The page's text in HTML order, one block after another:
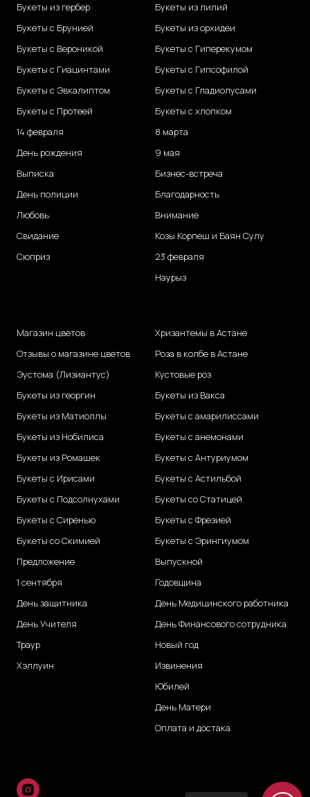
Букеты из гербер
Букеты с Брунией
Букеты с Вероникой
Букеты с Гиацинтами
Букеты с Эвкалиптом
Букеты с Протеей
14 февраля
День рождения
Выписка
День полиции
Любовь
Свидание
Сюприз
Букеты из лилий
Букеты из орхидеи
Букеты с Гиперекумом
Букеты с Гипсофилой
Букеты с Гладиолусами
Букеты с хлопком
8 марта
9 мая
Бизнес-встреча
Благодарность
Внимание
Козы Корпеш и Баян Сулу
23 февраля
Наурыз
Магазин цветов
Отзывы о магазине цветов
Эустома (Лизиантус)
Букеты из георгин
Букеты из Матиоллы
Букеты из Нобилиса
Букеты из Ромашек
Букеты с Ирисами
Букеты с Подсолнухами
Букеты с Сиренью
Букеты со Скимией
Предложение
1 сентября
День защитника
День Учителя
Траур
Хэллуин
Хризантемы в Астане
Роза в колбе в Астане
Кустовые роз
Букеты из Вакса
Букеты с амарилиссами
Букеты с анемонами
Букеты с Антуриумом
Букеты с Астильбой
Букеты со Статицей
Букеты с Фрезией
Букеты с Эрингиумом
Выпускной
Годовщина
День Медицинского работника
День Финансового сотрудника
Новый год
Извинения
Юбилей
День Матери
Оплата и достака